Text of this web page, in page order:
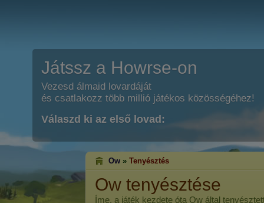
Játssz a Howrse-on
Vezesd álmaid lovardáját
és csatlakozz több millió játékos közösségéhez!
Válaszd ki az első lovad:
Ow » Tenyésztés
Ow tenyésztése
Íme, a játék kezdete óta Ow által